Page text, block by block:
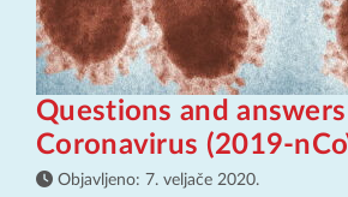
Questions and
Coronavirus (2019-
Objavljeno: 7. veljače 2020.